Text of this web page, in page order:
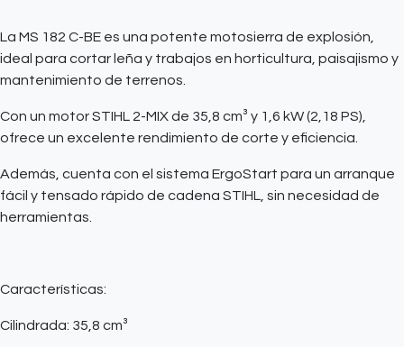
La MS 182 C-BE es una potente motosierra de explosión,
ideal para cortar leña y trabajos en horticultura, paisajismo y
mantenimiento de terrenos.
Con un motor STIHL 2-MIX de 35,8 cm³ y 1,6 kW (2,18 PS),
ofrece un excelente rendimiento de corte y eficiencia.
Además, cuenta con el sistema ErgoStart para un arranque
fácil y tensado rápido de cadena STIHL, sin necesidad de
herramientas.
Características:
Cilindrada: 35,8 cm³